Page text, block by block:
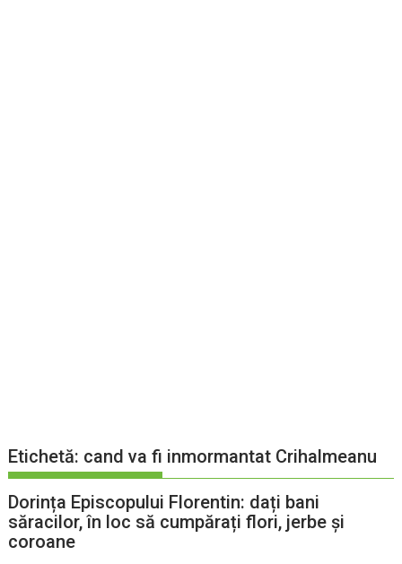
Etichetă: cand va fi inmormantat Crihalmeanu
Dorința Episcopului Florentin: dați bani
săracilor, în loc să cumpărați flori, jerbe și
coroane